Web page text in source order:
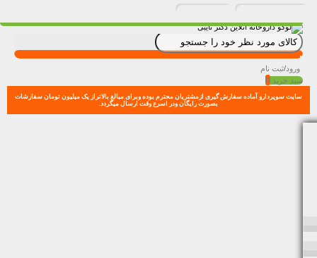
ورود/ثبت نام
سبد خرید 0
سایت سوپردارو آماده سفارش گیری ازمشتریان محترم بوده وبرای مبالغ بالاتراز یک میلیون تومان سفارشات
بصورت رایگان ودر اسرع وقت ارسال میگردد.